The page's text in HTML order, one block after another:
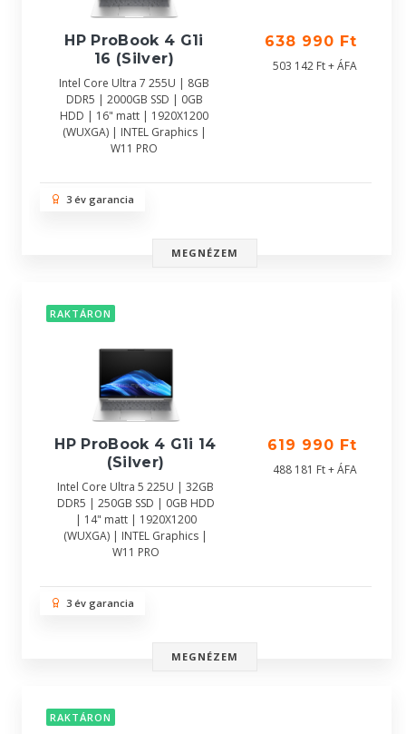
HP ProBook 4 G1i
16 (Silver)
Intel Core Ultra 7 255U | 8GB
DDR5 | 2000GB SSD | 0GB
HDD | 16" matt | 1920X1200
(WUXGA) | INTEL Graphics |
W11 PRO
638 990 Ft
503 142 Ft + ÁFA
3 év garancia
MEGNÉZEM
RAKTÁRON
HP ProBook 4 G1i 14
(Silver)
Intel Core Ultra 5 225U | 32GB
DDR5 | 250GB SSD | 0GB HDD
| 14" matt | 1920X1200
(WUXGA) | INTEL Graphics |
W11 PRO
619 990 Ft
488 181 Ft + ÁFA
3 év garancia
MEGNÉZEM
RAKTÁRON